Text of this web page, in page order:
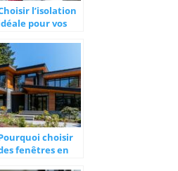
l’isolation
pour vos
choisir
fenêtres en